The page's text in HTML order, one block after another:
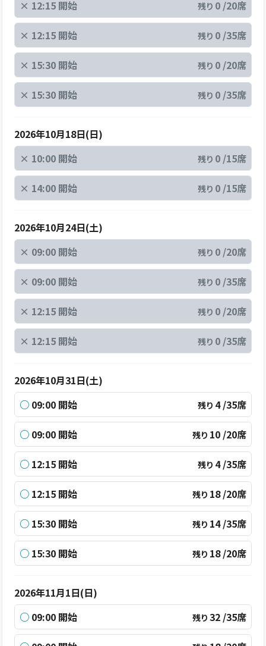
× 12:15 開始 残り0 /20席
× 12:15 開始 残り0 /35席
× 15:30 開始 残り0 /20席
× 15:30 開始 残り0 /35席
2026年10月18日(日)
× 10:00 開始 残り0 /15席
× 14:00 開始 残り0 /15席
2026年10月24日(土)
× 09:00 開始 残り0 /20席
× 09:00 開始 残り0 /35席
× 12:15 開始 残り0 /20席
× 12:15 開始 残り0 /35席
2026年10月31日(土)
○ 09:00 開始 残り4 /35席
○ 09:00 開始 残り10 /20席
○ 12:15 開始 残り4 /35席
○ 12:15 開始 残り18 /20席
○ 15:30 開始 残り14 /35席
○ 15:30 開始 残り18 /20席
2026年11月1日(日)
○ 09:00 開始 残り32 /35席